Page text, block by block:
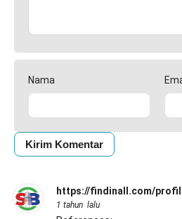
Nama
https://findinall.com/
1 tahun lalu